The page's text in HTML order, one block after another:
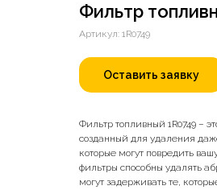
Фильтр
Артикул: 1R0749
Оставить заявку
Фильтр топливный 1R0749 –
созданный для удаления
которые могут повредить
фильтры способны удалять
могут задерживать те,